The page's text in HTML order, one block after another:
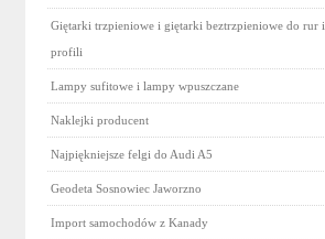
Giętarki trzpieniowe i giętarki beztrzpieniowe do rur i
profili
Lampy sufitowe i lampy wpuszczane
Naklejki producent
Najpiękniejsze felgi do Audi A5
Geodeta Sosnowiec Jaworzno
Import samochodów z Kanady